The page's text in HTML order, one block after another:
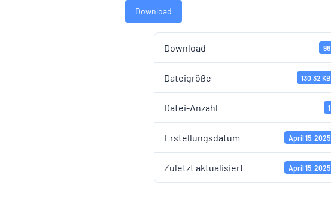
Download
Download 96
Dateigröße 130.32 KB
Datei-Anzahl 1
Erstellungsdatum April 15, 2025
Zuletzt aktualisiert April 15, 2025